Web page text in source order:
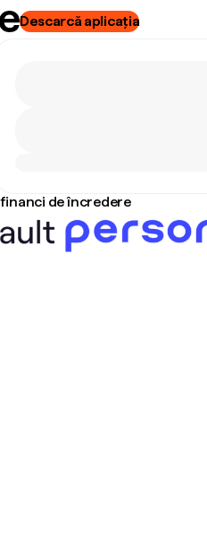
Descarcă aplicația
de încredere